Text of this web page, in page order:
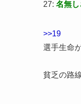
27: 名無
>>19
選手生命
貧乏の路